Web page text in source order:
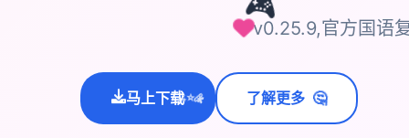
🎮
v0.25.9,官方国语
马上下载
✨⭐💫 了解更多 🤔